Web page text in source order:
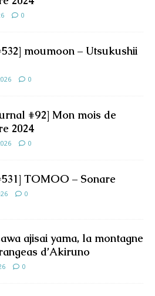
0
moumoon – Utsukushii
0
#92] Mon mois de
2024
0
TOMOO – Sonare
0
ajisai yama, la montagne
d’Akiruno
0